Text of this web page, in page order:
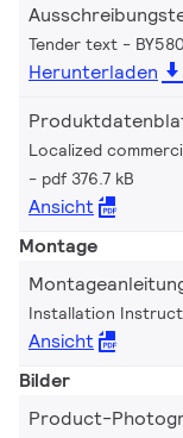
Tender text -
Herunterladen
Localized
pdf 376.7 kB
Ansicht
Montage
Installation
Ansicht
Bilder
Product-